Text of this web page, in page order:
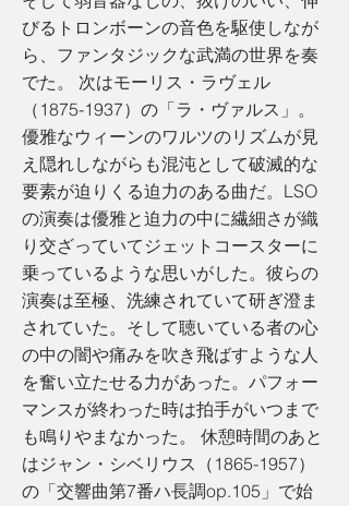
びるトロンボーンの音色を駆使しなが
ら、ファンタジックな武満の世界を奏
でた。 次はモーリス・ラヴェル
（1875-1937）の「ラ・ヴァルス」。
優雅なウィーンのワルツのリズムが見
え隠れしながらも混沌として破滅的な
要素が迫りくる迫力のある曲だ。LSO
の演奏は優雅と迫力の中に繊細さが織
り交ざっていてジェットコースターに
乗っているような思いがした。彼らの
演奏は至極、洗練されていて研ぎ澄ま
されていた。そして聴いている者の心
の中の闇や痛みを吹き飛ばすような人
を奮い立たせる力があった。パフォー
マンスが終わった時は拍手がいつまで
も鳴りやまなかった。 休憩時間のあと
はジャン・シベリウス（1865-1957）
の「交響曲第7番ハ長調op.105」で始